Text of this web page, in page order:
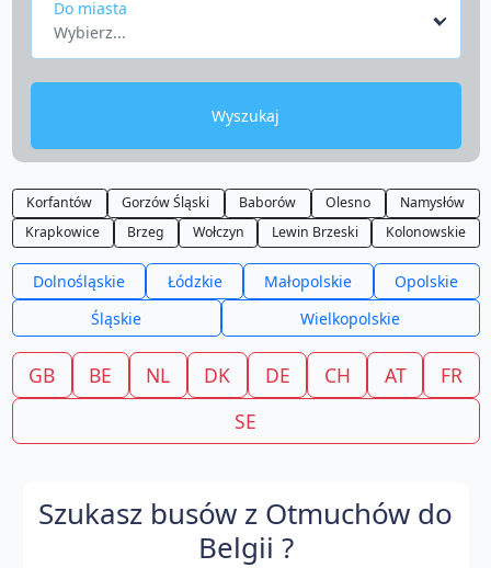
Do miasta
Wybierz...
Wyszukaj
Korfantów Gorzów Śląski Baborów Olesno
Namysłów
Krapkowice
Brzeg Wołczyn Lewin Brzeski Kolonowskie
Dolnośląskie Łódzkie Małopolskie
Opolskie
Śląskie
Wielkopolskie
GB BE NL DK DE CH AT
FR
SE
Szukasz busów z Otmuchów do
Belgii ?